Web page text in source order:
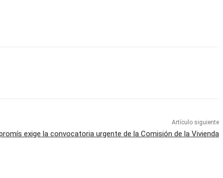
Artículo siguiente
exige la convocatoria urgente de la Comisión de la Vivienda